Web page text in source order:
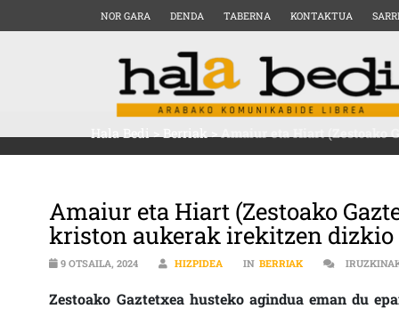
NOR GARA DENDA TABERNA KONTAKTUA
Hala Bedi>Berriak>Amaiur eta Hiart (Zestoako
Amaiur eta Hiart (Zestoako
kriston aukerak irekitzen dizkio
9 OTSAILA, 2024 HIZPIDEA IN BERRIAK
Zestoako Gaztetxea husteko agindua eman du